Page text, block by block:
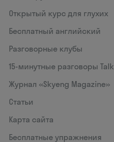
Открытый курс для глухих
Бесплатный английский
Разговорные клубы
15‑минутные разговоры
Журнал «Skyeng Magazine»
Статьи
Карта сайта
Бесплатные упражнения